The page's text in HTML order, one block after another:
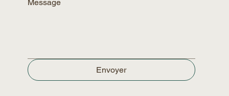
Message
Envoyer